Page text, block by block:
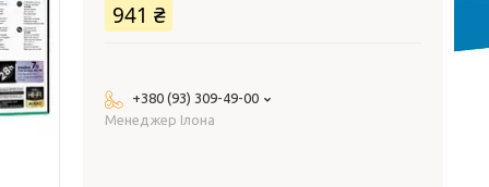
941 ₴
+380 (93) 309-49-00
Менеджер Ілона